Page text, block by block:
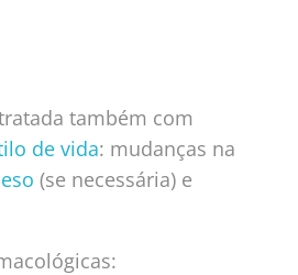
também com
de vida: mudanças na
(se necessária) e